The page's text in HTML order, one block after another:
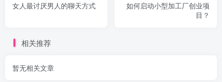
女人最讨厌男人的聊天方式
如何启动小型加工厂创业项
目？
相关推荐
暂无相关文章